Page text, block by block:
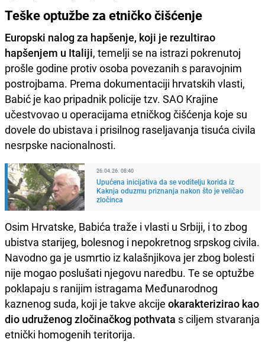
Teške optužbe za etničko čišćenje
Europski nalog za hapšenje, koji je rezultirao
hapšenjem u Italiji, temelji se na istrazi pokrenutoj
prošle godine protiv osoba povezanih s paravojnim
postrojbama. Prema dokumentaciji hrvatskih vlasti,
Babić je kao pripadnik policije tzv. SAO Krajine
učestvovao u operacijama etničkog čišćenja koje su
dovele do ubistava i prisilnog raseljavanja tisuća civila
nesrpske nacionalnosti.
26.04.26. 08:40
Upućena inicijativa da se voditelju korida iz
Kaknja oduzmu priznanja nakon što je veličao
zločinca
Osim Hrvatske, Babića traže i vlasti u Srbiji, i to zbog
ubistva starijeg, bolesnog i nepokretnog srpskog civila.
Navodno ga je usmrtio iz kalašnjikova jer zbog bolesti
nije mogao poslušati njegovu naredbu. Te se optužbe
poklapaju s ranijim istragama Međunarodnog
kaznenog suda, koji je takve akcije okarakterizirao kao
dio udruženog zločinačkog pothvata s ciljem stvaranja
etnički homogenih teritorija.